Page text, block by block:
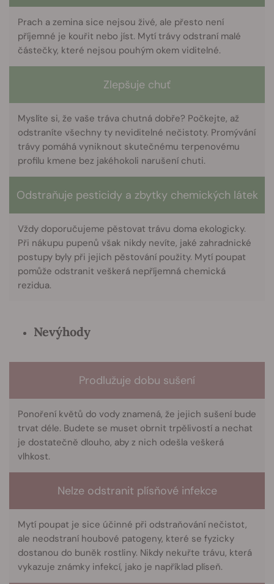
Prach a zemina sice nejsou živé, ale přesto není
příjemné je kouřit nebo jíst. Mytí trávy odstraní malé
částečky, které nejsou pouhým okem viditelné.
Zlepšuje chuť
Myslíte si, že vaše tráva chutná dobře? Počkejte, až
odstraníte všechny ty neviditelné nečistoty. Promývání
trávy pomáhá vyniknout skutečnému terpenovému
profilu kmene bez jakéhokoli narušení chuti.
Odstraňuje pesticidy a zbytky chemických látek
Vždy doporučujeme pěstovat trávu doma ekologicky.
Při nákupu pupenů však nikdy nevíte, jaké zahradnické
postupy byly při jejich pěstování použity. Mytí poupat
pomůže odstranit veškerá nepříjemná chemická
rezidua.
Nevýhody
Prodlužuje dobu sušení
Ponoření květů do vody znamená, že jejich sušení bude
trvat déle. Budete se muset obrnit trpělivostí a nechat
je dostatečně dlouho, aby z nich odešla veškerá
vlhkost.
Nelze odstranit plísňové infekce
Mytí poupat je sice účinné při odstraňování nečistot,
ale neodstraní houbové patogeny, které se fyzicky
dostanou do buněk rostliny. Nikdy nekuřte trávu, která
vykazuje známky infekcí, jako je například plíseň.